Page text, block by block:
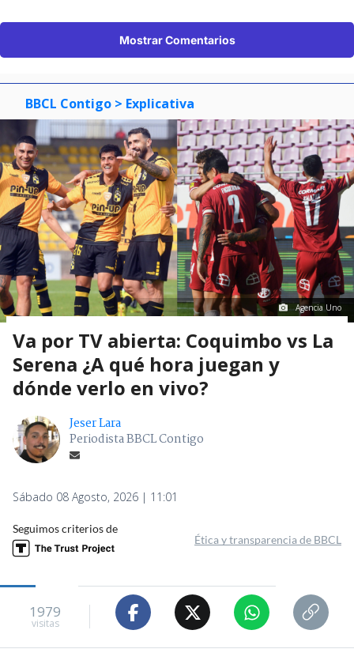
Mostrar Comentarios
BBCL Contigo > Explicativa
Agencia Uno
Va por TV abierta: Coquimbo vs La
Serena ¿A qué hora juegan y
dónde verlo en vivo?
Jeser Lara
Periodista BBCL Contigo
Sábado 08 Agosto, 2026 | 11:01
Seguimos criterios de
Ética y transparencia de BBCL
1979
visitas